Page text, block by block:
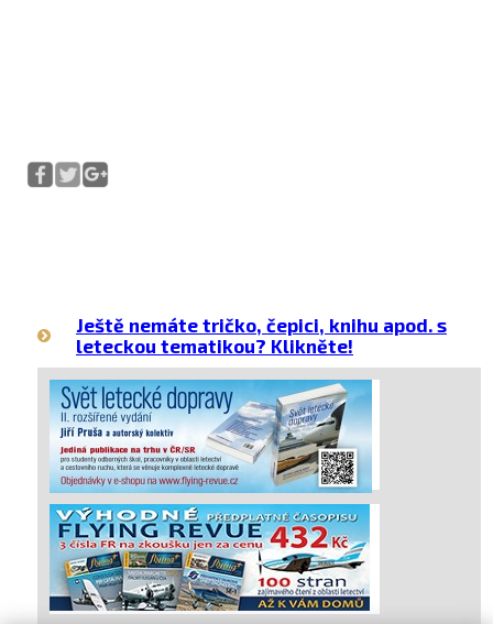
Ještě nemáte tričko, čepici, knihu apod. s
leteckou tematikou? Klikněte!